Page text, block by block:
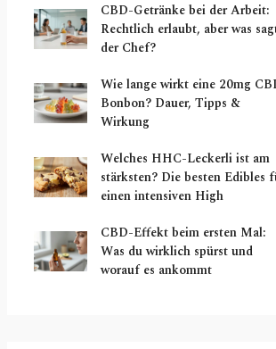
CBD-Getränke bei der Arbeit:
Rechtlich erlaubt, aber was
der Chef?
Wie lange wirkt eine 20mg
Bonbon? Dauer, Tipps &
Wirkung
Welches HHC-Leckerli ist am
stärksten? Die besten Edibles
einen intensiven High
CBD-Effekt beim ersten Mal:
Was du wirklich spürst und
worauf es ankommt